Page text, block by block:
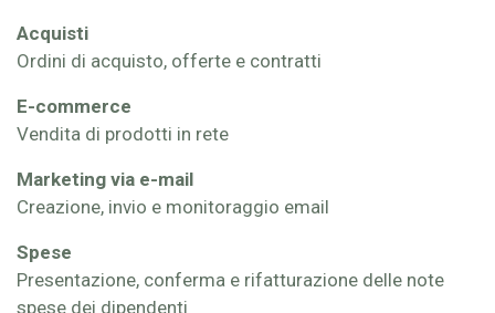
Acquisti
Ordini di acquisto, offerte e contratti
E-commerce
Vendita di prodotti in rete
Marketing via e-mail
Creazione, invio e monitoraggio email
Spese
Presentazione, conferma e rifatturazione delle note
spese dei dipendenti